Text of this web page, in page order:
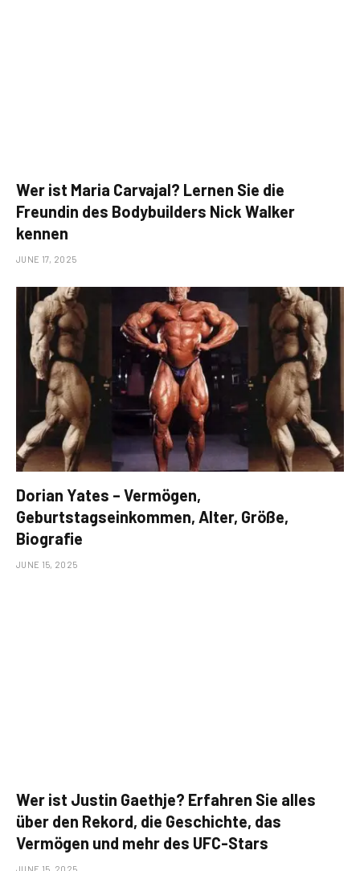
Wer ist Maria Carvajal? Lernen Sie die
Freundin des Bodybuilders Nick Walker
kennen
JUNE 17, 2025
Dorian Yates – Vermögen,
Geburtstagseinkommen, Alter, Größe,
Biografie
JUNE 15, 2025
Wer ist Justin Gaethje? Erfahren Sie alles
über den Rekord, die Geschichte, das
Vermögen und mehr des UFC-Stars